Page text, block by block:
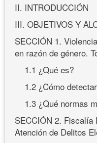
II. INTRODUCCIÓN
III. OBJETIVOS Y
SECCIÓN 1.
en razón de género.
1.1 ¿Qué es?
1.2 ¿Cómo
1.3 ¿Qué normas
SECCIÓN 2. Fiscalía
Atención de Delitos